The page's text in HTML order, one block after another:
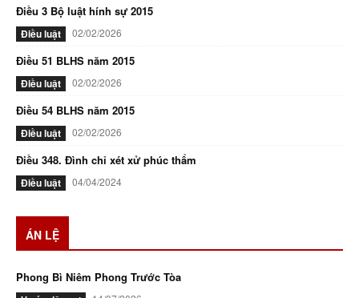
Điều 3 Bộ luật hính sự 2015
Điều luật 02/02/2026
Điều 51 BLHS năm 2015
Điều luật 02/02/2026
Điều 54 BLHS năm 2015
Điều luật 02/02/2026
Điều 348. Đình chỉ xét xử phúc thẩm
Điều luật 04/04/2024
ÁN LỆ
Phong Bì Niêm Phong Trước Tòa